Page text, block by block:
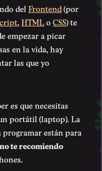
del Frontend(por
HTMLoCSS) te
empezar a picar
en la vida, hay
las que yo
es que necesitas
portátil (laptop). La
están para
no te recomiendo